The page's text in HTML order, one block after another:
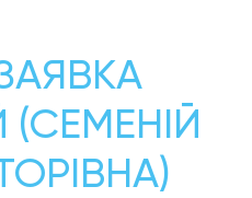
(СЕМЕНІЙ